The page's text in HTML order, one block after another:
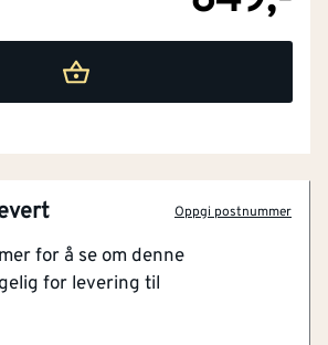
Oppgi postnummer
for å se om denne
for levering til
messing
42 mm